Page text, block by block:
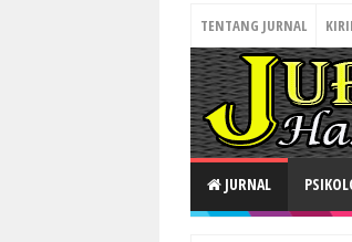
TENTANG JURNAL
JURNAL